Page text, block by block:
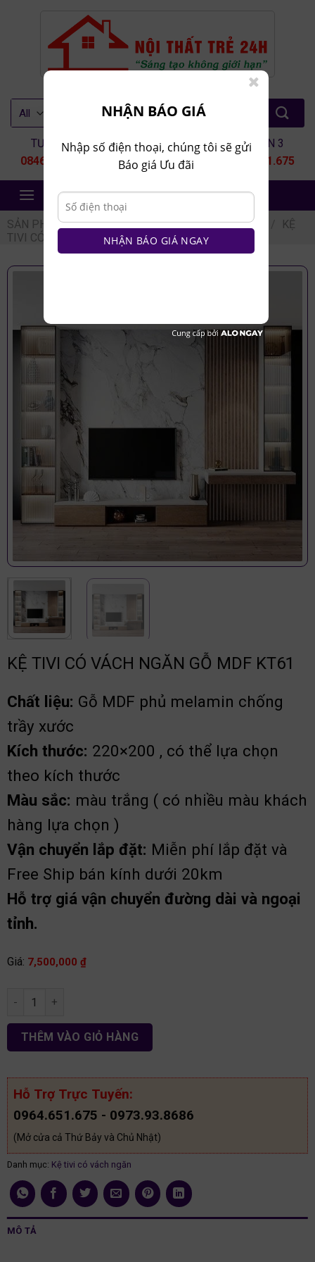
TƯ VẤN 1
0846.80.9999
TƯ VẤN 2
0935.435.286
TƯ VẤN 3
0964.651.675
NỘI THẤT TRẺ 24H
SẢN PHẨM / NỘI THẤT PHÒNG KHÁCH / KỆ TIVI
KỆ
TIVI CÓ VÁCH NGĂN
KỆ TIVI CÓ VÁCH NGĂN GỖ MDF KT61
Chất liệu: Gỗ MDF phủ melamin chống
trầy xước
Kích thước: 220×200 , có thể lựa chọn
theo kích thước
Màu sắc: màu trắng ( có nhiều màu khách
hàng lựa chọn )
Vận chuyển lắp đặt: Miễn phí lắp đặt và
Free Ship bán kính dưới 20km
Hỗ trợ giá vận chuyển đường dài và ngoại
tỉnh.
Giá: 7,500,000 ₫
Kệ tivi có vách ngăn gỗ MDF KT61 số lượng
THÊM VÀO GIỎ HÀNG
Hỗ Trợ Trực Tuyến:
0964.651.675 - 0973.93.8686
(Mở cửa cả Thứ Bảy và Chủ Nhật)
Danh mục: Kệ tivi có vách ngăn
MÔ TẢ
NHẬN BÁO GIÁ
Nhập số điện thoại, chúng tôi sẽ gửi
Báo giá Ưu đãi
NHẬN BÁO GIÁ NGAY